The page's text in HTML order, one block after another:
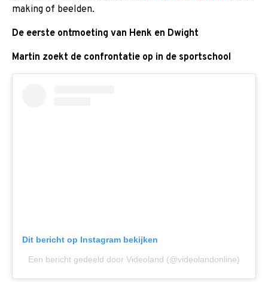
making of beelden.
De eerste ontmoeting van Henk en Dwight
Martin zoekt de confrontatie op in de sportschool
Dit bericht op Instagram bekijken
Een bericht gedeeld door Videoland (@videolandonline)